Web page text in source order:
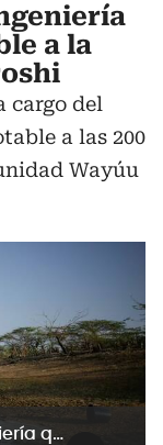
a la
cargo del
a las 200
Wayúu
Así es el proyecto de ingeniería que llevará agua potable a la comunidad de Yotojoroshi